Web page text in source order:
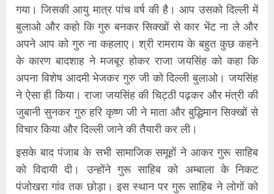
गया। जिसकी आयु मात्र पांच वर्ष की है। आप उसको दिल्ली में
बुलाओ और कहो कि गुरु बनकर सिक्खों से कार भेंट ना ले और
अपने आप को गुरु ना कहलाए। श्री रामराय के बहुत कुछ कहने
के कारण बादशाह ने मजबूर होकर राजा जयसिंह को कहा कि
अपना विशेष आदमी भेजकर गुरु जी को दिल्ली बुलाओ। जयसिंह
ने ऐसा ही किया। राजा जयसिंह की चिट्ठी पढ़कर और मंत्री की
जुबानी सुनकर गुरु हरि कृष्ण जी ने माता और बुद्धिमान सिक्खों से
विचार किया और दिल्ली जाने की तैयारी कर ली।
इसके बाद पंजाब के सभी सामाजिक समूहों ने आकर गुरू साहिब
को विदायी दी। उन्होंने गुरू साहिब को अम्बाला के निकट
पंजोखरा गांव तक छोड़ा। इस स्थान पर गुरू साहिब ने लोगों को